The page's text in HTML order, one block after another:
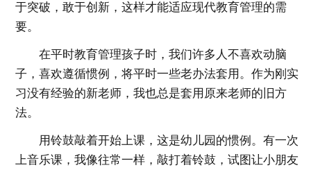
于突破，敢于创新，这样才能适应现代教育管理的需
要。
在平时教育管理孩子时，我们许多人不喜欢动脑
子，喜欢遵循惯例，将平时一些老办法套用。作为刚实
习没有经验的新老师，我也总是套用原来老师的旧方
法。
用铃鼓敲着开始上课，这是幼儿园的惯例。有一次
上音乐课，我像往常一样，敲打着铃鼓，试图让小朋友